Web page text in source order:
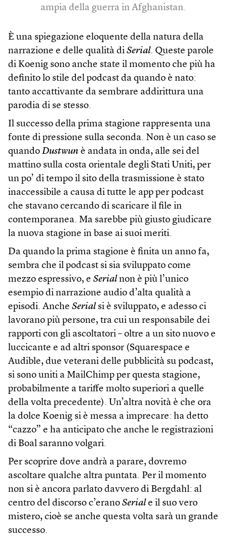
ampia della guerra in Afghanistan.
È una spiegazione eloquente della natura della
narrazione e delle qualità di Serial. Queste parole
di Koenig sono anche state il momento che più ha
definito lo stile del podcast da quando è nato:
tanto accattivante da sembrare addirittura una
parodia di se stesso.
Il successo della prima stagione rappresenta una
fonte di pressione sulla seconda. Non è un caso se
quando Dustwun è andata in onda, alle sei del
mattino sulla costa orientale degli Stati Uniti, per
un po’ di tempo il sito della trasmissione è stato
inaccessibile a causa di tutte le app per podcast
che stavano cercando di scaricare il file in
contemporanea. Ma sarebbe più giusto giudicare
la nuova stagione in base ai suoi meriti.
Da quando la prima stagione è finita un anno fa,
sembra che il podcast si sia sviluppato come
mezzo espressivo, e Serial non è più l’unico
esempio di narrazione audio d’alta qualità a
episodi. Anche Serial si è sviluppato, e adesso ci
lavorano più persone, tra cui un responsabile dei
rapporti con gli ascoltatori – oltre a un sito nuovo e
luccicante e ad altri sponsor (Squarespace e
Audible, due veterani delle pubblicità su podcast,
si sono uniti a MailChimp per questa stagione,
probabilmente a tariffe molto superiori a quelle
della volta precedente). Un’altra novità è che ora
la dolce Koenig si è messa a imprecare: ha detto
“cazzo” e ha anticipato che anche le registrazioni
di Boal saranno volgari.
Per scoprire dove andrà a parare, dovremo
ascoltare qualche altra puntata. Per il momento
non si è ancora parlato davvero di Bergdahl: al
centro del discorso c’erano Serial e il suo vero
mistero, cioè se anche questa volta sarà un grande
successo.